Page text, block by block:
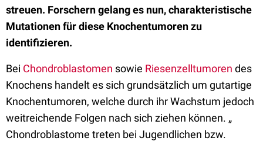
streuen. Forschern gelang es nun, charakteristische
Mutationen für diese Knochentumoren zu
identifizieren.
Bei Chondroblastomen sowie Riesenzelltumoren des
Knochens handelt es sich grundsätzlich um gutartige
Knochentumoren, welche durch ihr Wachstum jedoch
weitreichende Folgen nach sich ziehen können. „
Chondroblastome treten bei Jugendlichen bzw.